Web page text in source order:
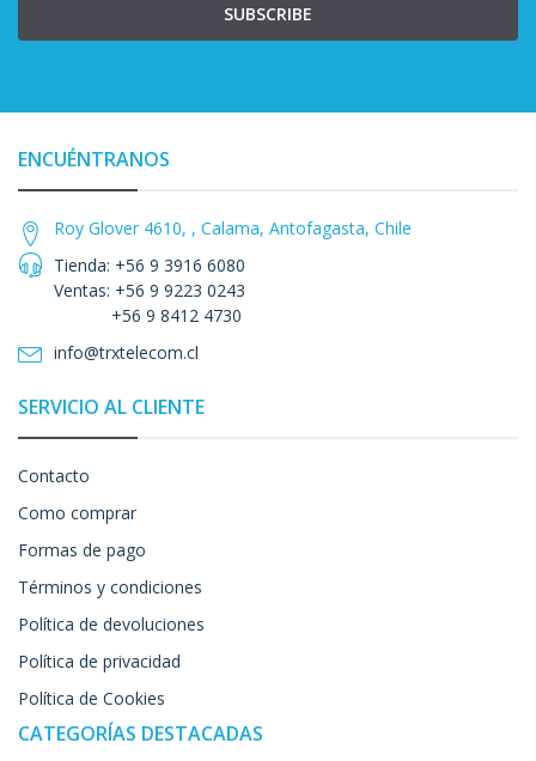
SUBSCRIBE
ENCUÉNTRANOS
Roy Glover 4610, , Calama, Antofagasta, Chile
Tienda: +56 9 3916 6080
Ventas: +56 9 9223 0243
+56 9 8412 4730
info@trxtelecom.cl
SERVICIO AL CLIENTE
Contacto
Como comprar
Formas de pago
Términos y condiciones
Política de devoluciones
Política de privacidad
Política de Cookies
CATEGORÍAS DESTACADAS